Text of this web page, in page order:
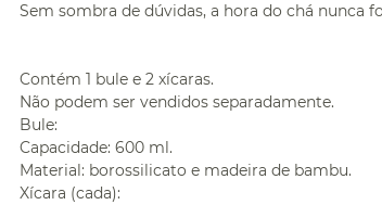
Sem sombra de dúvidas, a hora do chá nunca
Contém 1 bule e 2 xícaras.
Não podem ser vendidos separadamente.
Bule:
Capacidade: 600 ml.
Material: borossilicato e madeira de bambu.
Xícara (cada):